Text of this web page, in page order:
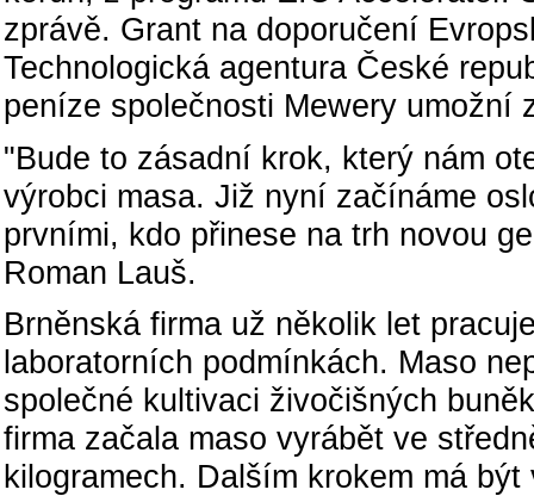
zprávě. Grant na doporučení
Technologická agentura České
peníze společnosti Mewery umožní
"Bude to zásadní krok, který nám
výrobci masa. Již nyní začínáme
prvními, kdo přinese na trh novou
Roman Lauš.
Brněnská firma už několik let
laboratorních podmínkách. Maso
společné kultivaci živočišných
firma začala maso vyrábět ve
kilogramech. Dalším krokem má